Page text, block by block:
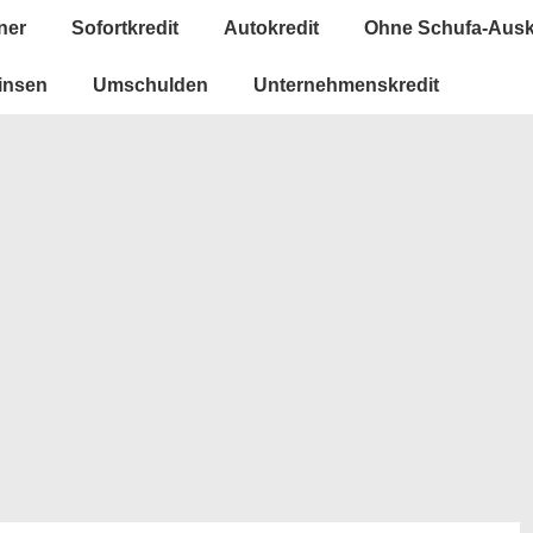
Sofortkredit Autokredit Ohne Schufa-
Umschulden Unternehmenskredit